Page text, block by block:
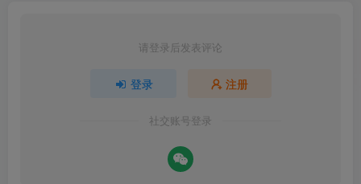
请登录后发表评论
登录 注册
社交账号登录